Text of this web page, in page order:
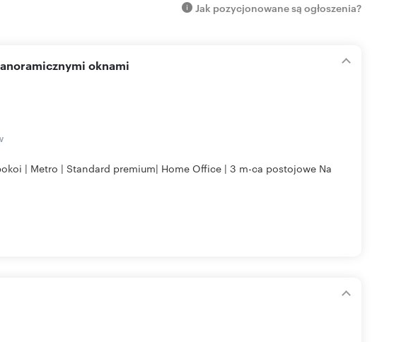
Jak pozycjonowane są ogłoszenia?
oknami
| Metro | Standard premium| Home Office | 3 m-ca postojowe Na